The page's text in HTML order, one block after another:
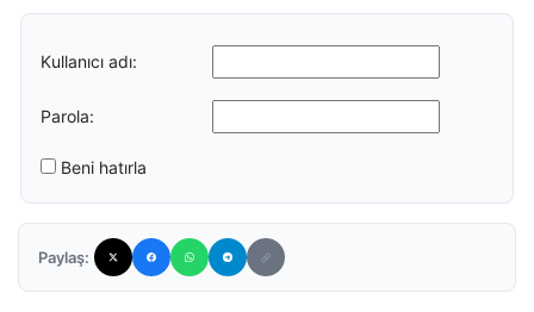
Kullanıcı adı:
Parola:
Beni hatırla
Paylaş: